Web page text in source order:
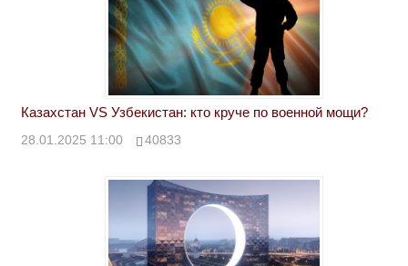
Казахстан VS Узбекистан: кто круче по военной мощи?
28.01.2025 11:00 40833